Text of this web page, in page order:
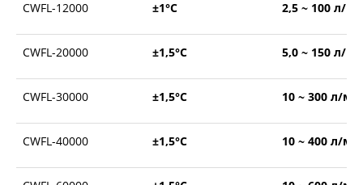
CWFL-12000 ±1°С 2,5 ~ 100 л/
CWFL-20000 ±1,5°С 5,0 ~ 150 л/
CWFL-30000 ±1,5°С 10 ~ 300 л/
CWFL-40000 ±1,5°С 10 ~ 400 л/